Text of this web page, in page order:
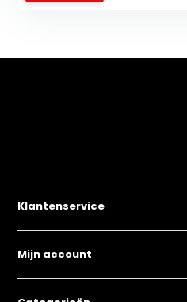
Klantenservice
Mijn account